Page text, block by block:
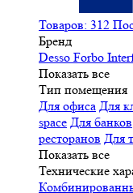
Товаров: 312
Бренд
Desso Forbo
Показать все
Тип помещения
Для офиса Для
space Для банков
ресторанов Для
Показать все
Технические